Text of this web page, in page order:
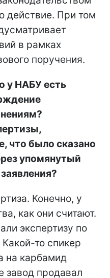
действие. При том
в рамках
поручения.
у НАБУ есть
что было сказано
упомянутый
Конечно, у
как они считают.
экспертизу по
то спикер
на карбамид
завод продавал